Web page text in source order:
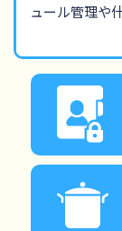
ュール管理や